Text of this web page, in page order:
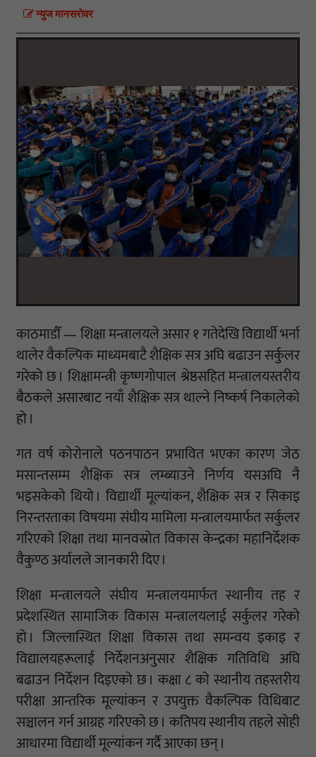
न्युज मानसराेवर
काठमाडौँ — शिक्षा मन्त्रालयले असार १ गतेदेखि विद्यार्थी भर्ना
थालेर वैकल्पिक माध्यमबाटै शैक्षिक सत्र अघि बढाउन सर्कुलर
गरेको छ । शिक्षामन्त्री कृष्णगोपाल श्रेष्ठसहित मन्त्रालयस्तरीय
बैठकले असारबाट नयाँ शैक्षिक सत्र थाल्ने निष्कर्ष निकालेको
हो ।
गत वर्ष कोरोनाले पठनपाठन प्रभावित भएका कारण जेठ
मसान्तसम्म शैक्षिक सत्र लम्ब्याउने निर्णय यसअघि नै
भइसकेको थियो । विद्यार्थी मूल्यांकन, शैक्षिक सत्र र सिकाइ
निरन्तरताका विषयमा संघीय मामिला मन्त्रालयमार्फत सर्कुलर
गरिएको शिक्षा तथा मानवस्रोत विकास केन्द्रका महानिर्देशक
वैकुण्ठ अर्यालले जानकारी दिए ।
शिक्षा मन्त्रालयले संघीय मन्त्रालयमार्फत स्थानीय तह र
प्रदेशस्थित सामाजिक विकास मन्त्रालयलाई सर्कुलर गरेको
हो । जिल्लास्थित शिक्षा विकास तथा समन्वय इकाइ र
विद्यालयहरूलाई निर्देशनअनुसार शैक्षिक गतिविधि अघि
बढाउन निर्देशन दिइएको छ । कक्षा ८ को स्थानीय तहस्तरीय
परीक्षा आन्तरिक मूल्यांकन र उपयुक्त वैकल्पिक विधिबाट
सञ्चालन गर्न आग्रह गरिएको छ । कतिपय स्थानीय तहले सोही
आधारमा विद्यार्थी मूल्यांकन गर्दै आएका छन् ।